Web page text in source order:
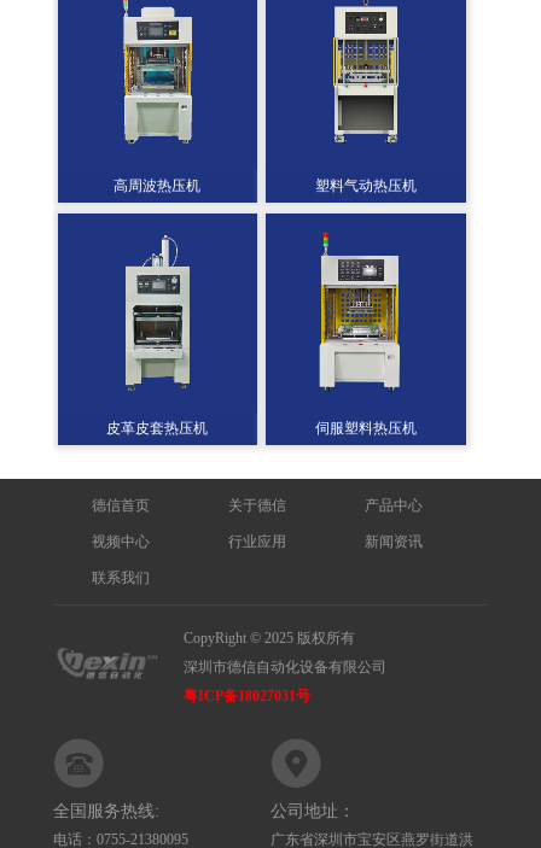
高周波热压机 塑料气动热压机
皮革皮套热压机 伺服塑料热压机
德信首页 关于德信 产品中心
视频中心 行业应用 新闻资讯
联系我们
CopyRight © 2025 版权所有
深圳市德信自动化设备有限公司
粤ICP备18027031号
全国服务热线:
电话：0755-21380095
公司地址：
广东省深圳市宝安区燕罗街道洪